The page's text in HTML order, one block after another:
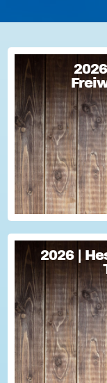
2026 |
Teil 1 Für
Fokus Teil 2
2026 |
2026 |
Sie haben Fragen
Oder wollten
Geschichten für
nutzen kann?